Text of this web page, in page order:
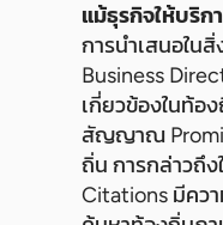
แม้ธุรกิจให้บริก
การนำเสนอใน
Business
เกี่ยวข้องในท้อ
สัญญาณ
ถิ่น การกล่าวถึง
Citations มีคว